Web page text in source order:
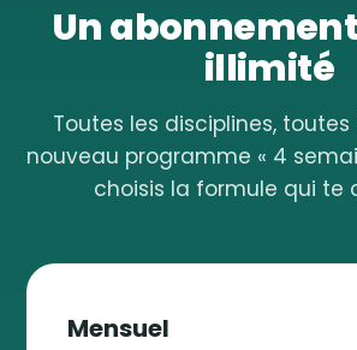
Un
illimité
Toutes les disciplines, toutes
nouveau programme « 4
choisis la formule qui te
Mensuel